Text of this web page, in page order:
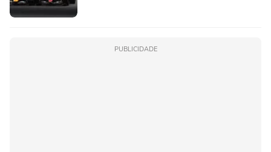
PUBLICIDADE